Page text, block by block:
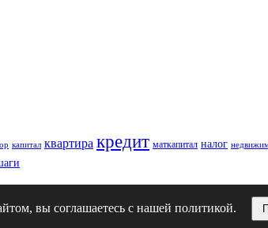
капитал квартира кредит маткапитал налог
вы соглашаетесь с нашей политикой.